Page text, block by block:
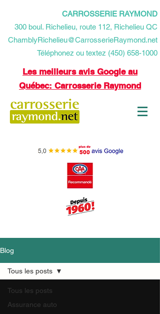
CARROSSERIE RAYMOND
​300 boul. Richelieu, route 112, Richelieu QC
ChamblyRichelieu@CarrosserieRaymond.net
Téléphonez ou textez (450) 658-1000
Les meilleurs avis Google au
Québec: Carrosserie Raymond
Blog
Tous les posts
Assurance auto
Tous les posts